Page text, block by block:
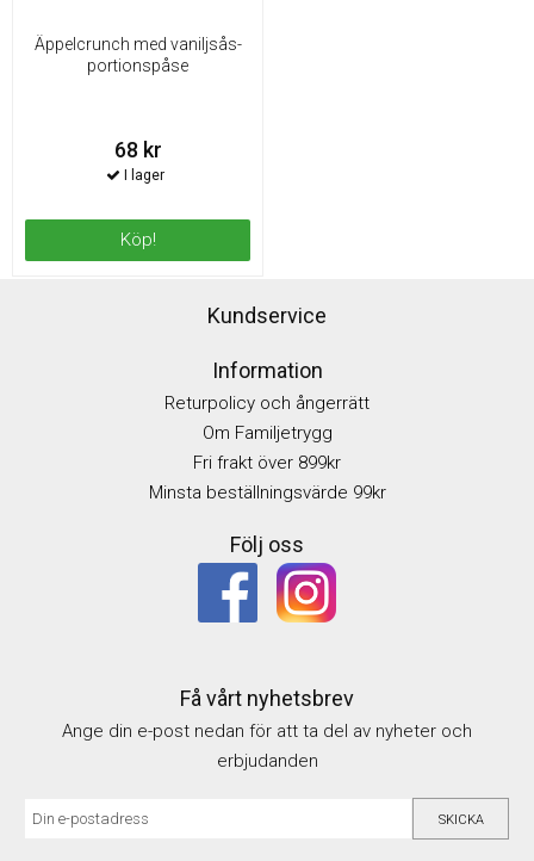
Äppelcrunch med vaniljsås-
portionspåse
68 kr
Köp!
Kundservice
Information
Returpolicy och ångerrätt
Om Familjetrygg
Fri frakt över 899kr
Minsta beställningsvärde 99kr
Följ oss
Få vårt nyhetsbrev
Ange din e-post nedan för att ta del av nyheter och
erbjudanden
SKICKA